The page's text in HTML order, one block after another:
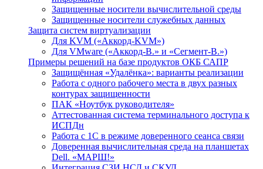
Защищенные носители вычислительной среды
Защищенные носители служебных данных
Защита систем виртуализации
Для KVM («Аккорд-KVM»)
Для VMware («Аккорд-В.» и «Сегмент-В.»)
Примеры решений на базе продуктов ОКБ САПР
Защищённая «Удалёнка»: варианты реализации
Работа с одного рабочего места в двух разных
контурах защищенности
ПАК «Ноутбук руководителя»
Аттестованная система терминального доступа к
ИСПДн
Работа с 1С в режиме доверенного сеанса связи
Доверенная вычислительная среда на планшетах
Dell. «МАРШ!»